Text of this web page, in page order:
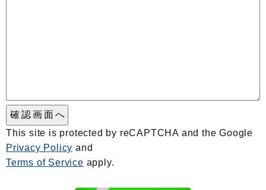
This site is protected by reCAPTCHA and the Google
Privacy Policy and
Terms of Service apply.